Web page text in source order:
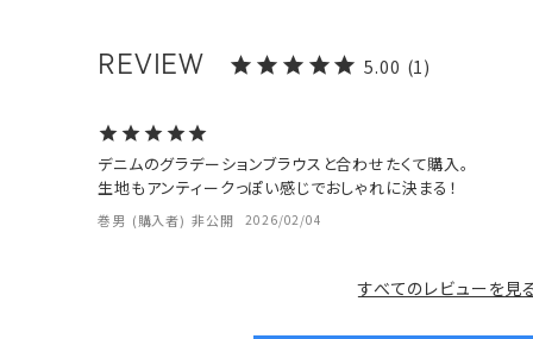
5.00 1
巻男 購入者 非公開 2026/02/04
デニムのグラデーションブラウスと合わせたくて購入。
生地もアンティークっぽい感じでおしゃれに決まる！
すべてのレビューを見